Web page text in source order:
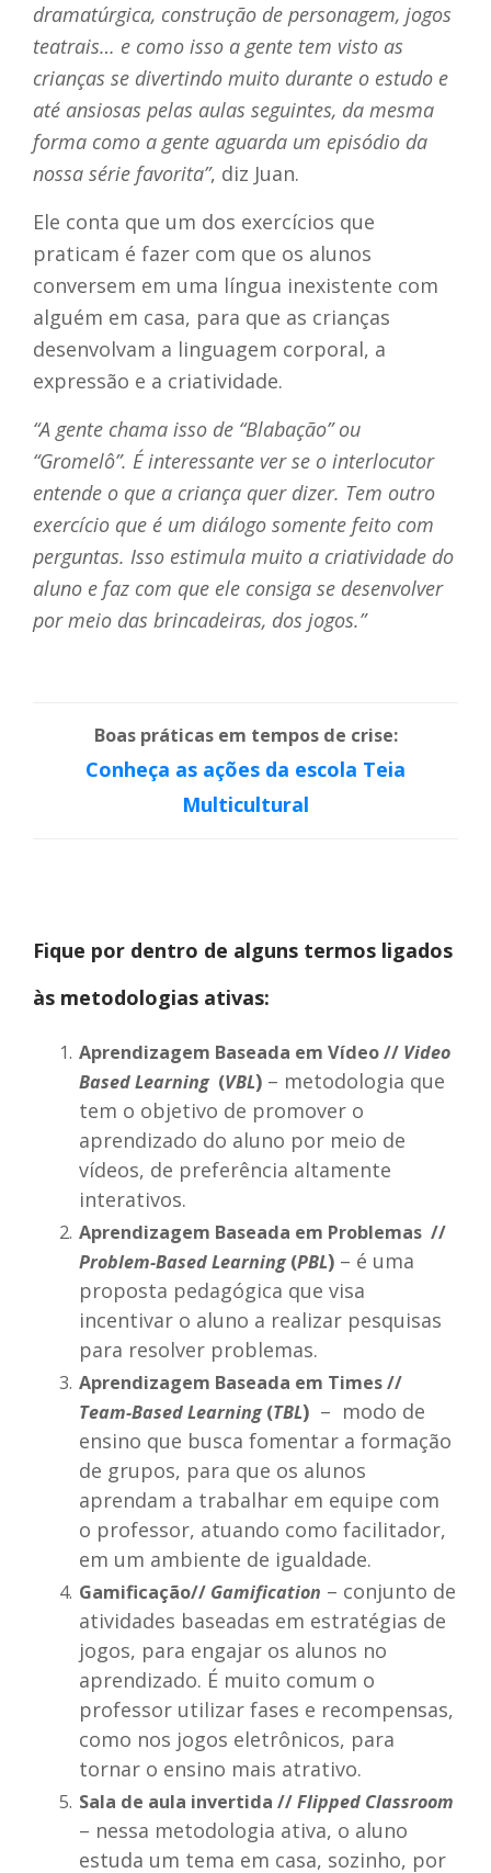
dramatúrgica, construção de personagem, jogos
teatrais… e como isso a gente tem visto as
crianças se divertindo muito durante o estudo e
até ansiosas pelas aulas seguintes, da mesma
forma como a gente aguarda um episódio da
nossa série favorita”, diz Juan.
Ele conta que um dos exercícios que
praticam é fazer com que os alunos
conversem em uma língua inexistente com
alguém em casa, para que as crianças
desenvolvam a linguagem corporal, a
expressão e a criatividade.
“A gente chama isso de “Blabação” ou
“Gromelô”. É interessante ver se o interlocutor
entende o que a criança quer dizer. Tem outro
exercício que é um diálogo somente feito com
perguntas. Isso estimula muito a criatividade do
aluno e faz com que ele consiga se desenvolver
por meio das brincadeiras, dos jogos.”
Boas práticas em tempos de crise:
Conheça as ações da escola Teia
Multicultural
Fique por dentro de alguns termos ligados
às metodologias ativas:
Aprendizagem Baseada em Vídeo // Video
Based Learning (VBL) – metodologia que
tem o objetivo de promover o
aprendizado do aluno por meio de
vídeos, de preferência altamente
interativos.
Aprendizagem Baseada em Problemas //
Problem-Based Learning(PBL) – é uma
proposta pedagógica que visa
incentivar o aluno a realizar pesquisas
para resolver problemas.
Aprendizagem Baseada em Times //
Team-Based Learning(TBL) – modo de
ensino que busca fomentar a formação
de grupos, para que os alunos
aprendam a trabalhar em equipe com
o professor, atuando como facilitador,
em um ambiente de igualdade.
Gamificação// Gamification – conjunto de
atividades baseadas em estratégias de
jogos, para engajar os alunos no
aprendizado. É muito comum o
professor utilizar fases e recompensas,
como nos jogos eletrônicos, para
tornar o ensino mais atrativo.
Sala de aula invertida //Flipped Classroom
– nessa metodologia ativa, o aluno
estuda um tema em casa, sozinho, por